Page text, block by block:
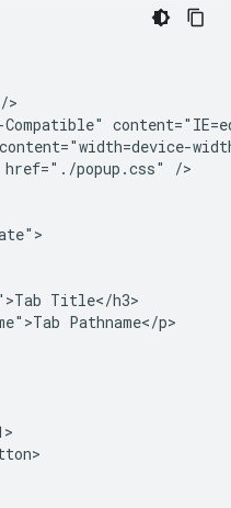
>
popup.css" />
Title</h3>
Pathname</p>